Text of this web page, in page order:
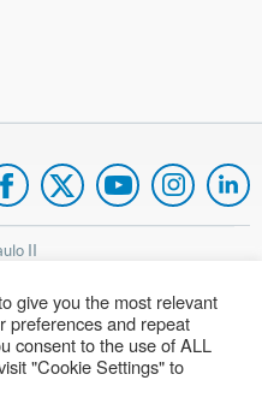
II
give you the most relevant
preferences and repeat
consent to the use of ALL
"Cookie Settings" to